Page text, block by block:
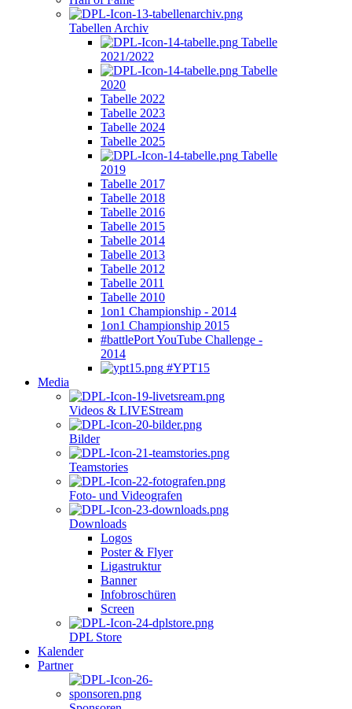
Tabellen Archiv
Tabelle
2021/2022
Tabelle
2020
Tabelle 2022
Tabelle 2023
Tabelle 2024
Tabelle 2025
Tabelle
2019
Tabelle 2017
Tabelle 2018
Tabelle 2016
Tabelle 2015
Tabelle 2014
Tabelle 2013
Tabelle 2012
Tabelle 2011
Tabelle 2010
1on1 Championship - 2014
1on1 Championship 2015
#battlePort YouTube Challenge -
2014
#YPT15
Media
Videos & LIVEStream
Bilder
Teamstories
Foto- und Videografen
Downloads
Logos
Poster & Flyer
Ligastruktur
Banner
Infobroschüren
Screen
DPL Store
Kalender
Partner